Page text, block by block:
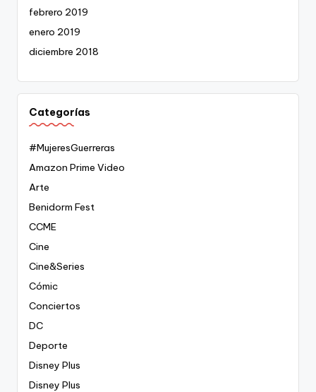
febrero 2019
enero 2019
diciembre 2018
Categorías
#MujeresGuerreras
Amazon Prime Video
Arte
Benidorm Fest
CCME
Cine
Cine&Series
Cómic
Conciertos
DC
Deporte
Disney Plus
Disney Plus